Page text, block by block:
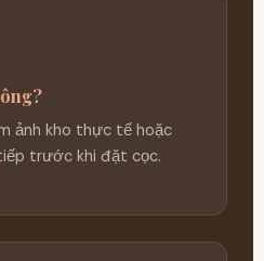
ảnh kho thực tế hoặc
trước khi đặt cọc.